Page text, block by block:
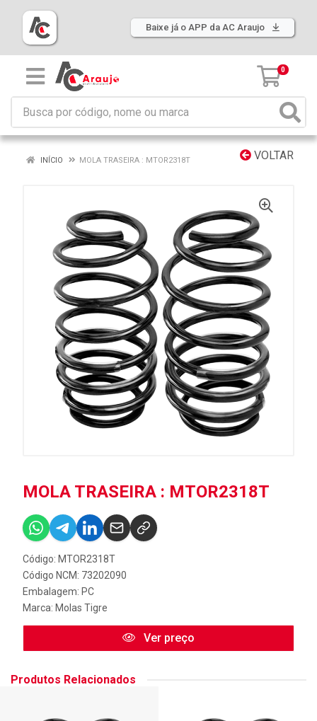
Baixe já o APP da AC Araujo
0
VOLTAR
INÍCIO MOLA TRASEIRA : MTOR2318T
MOLA TRASEIRA : MTOR2318T
Código: MTOR2318T
Código NCM: 73202090
Embalagem: PC
Marca: Molas Tigre
Ver preço
Produtos Relacionados